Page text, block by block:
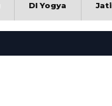
DI Yogya